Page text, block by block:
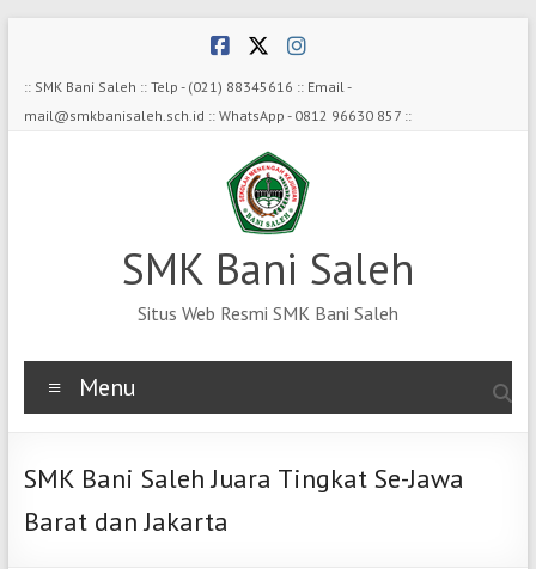
content
:: SMK Bani Saleh :: Telp - (021) 88345616 :: Email -
mail@smkbanisaleh.sch.id :: WhatsApp - 0812 96630 857 ::
SMK Bani Saleh
Situs Web Resmi SMK Bani Saleh
Menu
SMK Bani Saleh Juara Tingkat Se-Jawa
Barat dan Jakarta